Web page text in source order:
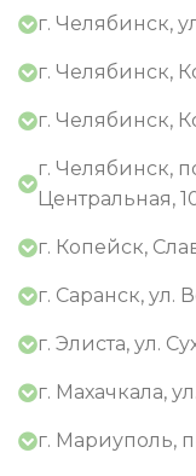
г. Челябинск,
г. Челябинск,
г. Челябинск,
г. Челябинск,
Центральная,
г. Копейск,
г. Саранск, ул.
г. Элиста, ул.
г. Махачкала,
г. Мариуполь,